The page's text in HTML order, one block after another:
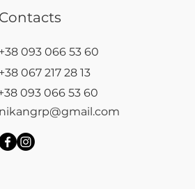
Contacts
+38 093 066 53 60
+38 067 217 28 13
nikangrp@gmail.com
093 066 53 60